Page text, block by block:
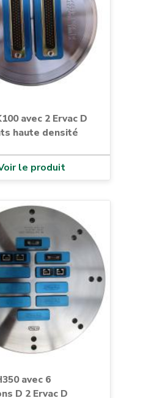
avec 2 Ervac D
haute densité
le produit
avec 6
D 2 Ervac D